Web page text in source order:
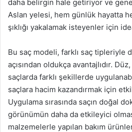
daha belirgin hale getiriyor ve
Aslan yelesi, hem günlük hayatta
şıklığı yakalamak isteyenler için
Bu saç modeli, farklı saç tipleriyle
açısından oldukça avantajlıdır. Düz,
saçlarda farklı şekillerde
saçlara hacim kazandırmak için
Uygulama sırasında saçın doğal
görünümün daha da etkileyici
malzemelerle yapılan bakım